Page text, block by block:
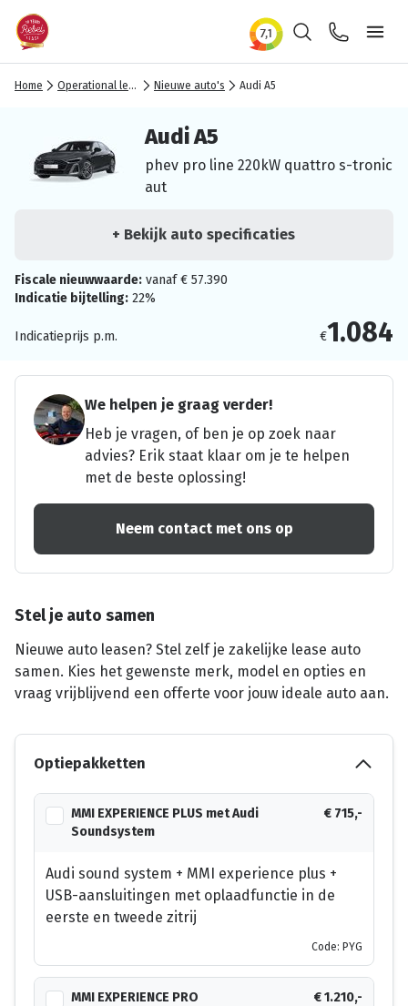
ZoekenContact
Home Operational lease Nieuwe auto's Audi A5
Audi A5
phev pro line 220kW quattro s-tronic
aut
+ Bekijk auto specificaties
Fiscale nieuwwaarde: vanaf € 57.390
Indicatie bijtelling: 22%
Indicatieprijs p.m. €1.084
We helpen je graag verder!
Heb je vragen, of ben je op zoek naar
advies? Erik staat klaar om je te helpen
met de beste oplossing!
Neem contact met ons op
Stel je auto samen
Nieuwe auto leasen? Stel zelf je zakelijke lease auto
samen. Kies het gewenste merk, model en opties en
vraag vrijblijvend een offerte voor jouw ideale auto aan.
Optiepakketten
MMI EXPERIENCE PLUS met Audi
Soundsystem
€ 715,-
Audi sound system + MMI experience plus +
USB-aansluitingen met oplaadfunctie in de
eerste en tweede zitrij
Code: PYG
MMI EXPERIENCE PRO € 1.210,-